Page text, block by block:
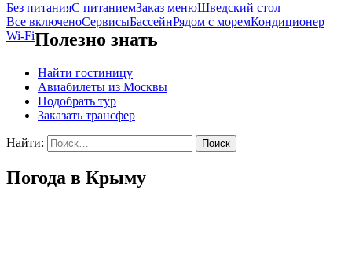
Без питанияС питаниемЗаказ менюШведский стол
Все включеноСервисыБассейнРядом с моремКондиционер
Wi-FiПолезно знать
Найти гостиницу
Авиабилеты из Москвы
Подобрать тур
Заказать трансфер
Найти:
Погода в Крыму